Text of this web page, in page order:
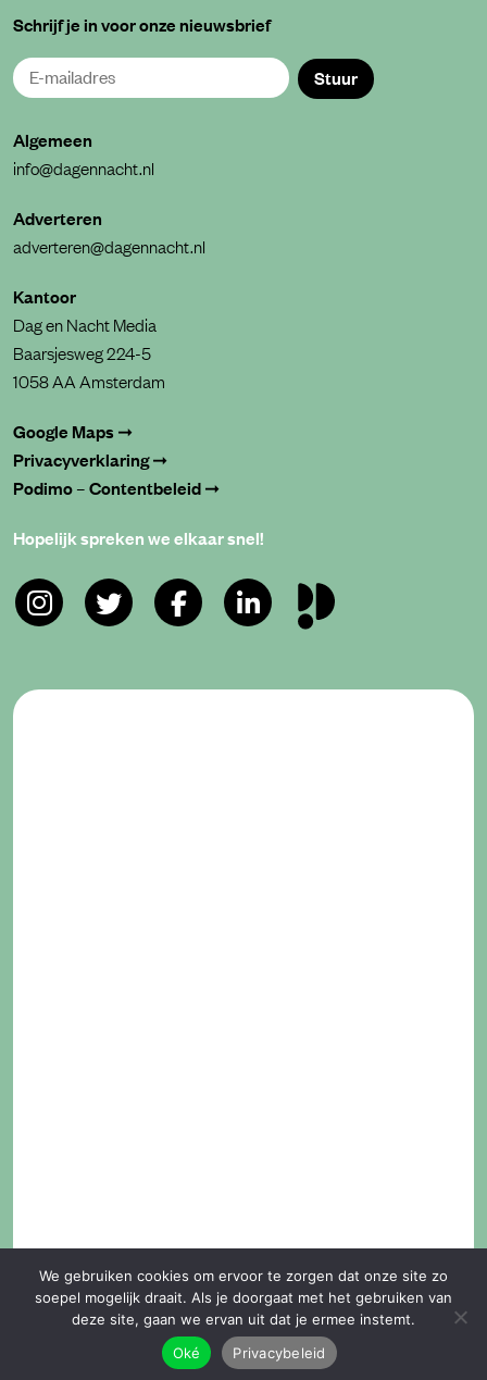
Schrijf je in voor onze nieuwsbrief
Stuur
Algemeen
info@dagennacht.nl
Adverteren
adverteren@dagennacht.nl
Kantoor
Dag en Nacht Media
Baarsjesweg 224-5
1058 AA Amsterdam
Google Maps ➞
Privacyverklaring ➞
Podimo – Contentbeleid ➞
Hopelijk spreken we elkaar snel!
We gebruiken cookies om ervoor te zorgen dat onze site zo
soepel mogelijk draait. Als je doorgaat met het gebruiken van
deze site, gaan we ervan uit dat je ermee instemt.
Oké
Privacybeleid